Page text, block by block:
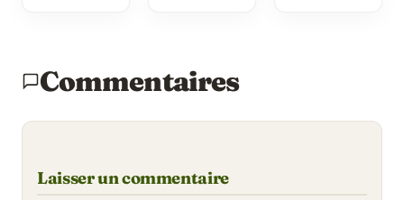
Commentaires
Laisser un commentaire